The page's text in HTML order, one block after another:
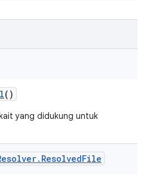
()
yang didukung untuk
. ResolvedFile